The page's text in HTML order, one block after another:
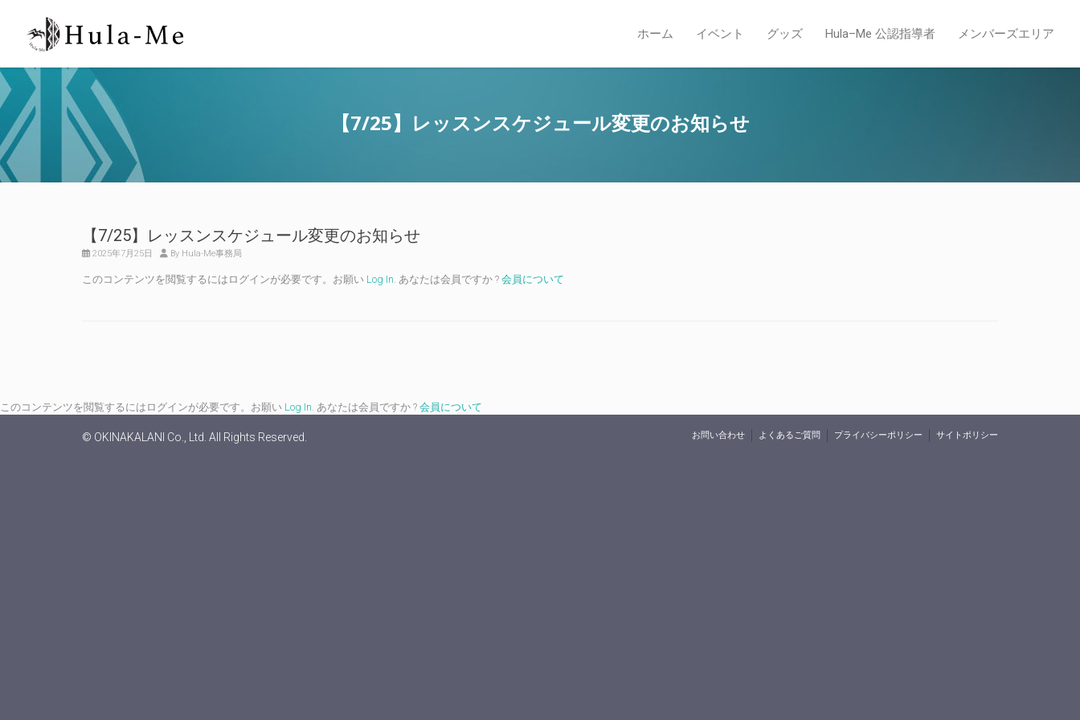
ホーム イベント グッズ Hula–Me 公認指導者 メンバーズエリア
【7/25】レッスンスケジュール変更のお知らせ
【7/25】レッスンスケジュール変更のお知らせ
2025年7月25日 By Hula-Me事務局
このコンテンツを閲覧するにはログインが必要です。お願い Log In. あなたは会員ですか ? 会員について
このコンテンツを閲覧するにはログインが必要です。お願い Log In. あなたは会員ですか ? 会員について
© OKINAKALANI Co., Ltd. All Rights Reserved. お問い合わせ よくあるご質問 プライバシーポリシー サイトポリシー